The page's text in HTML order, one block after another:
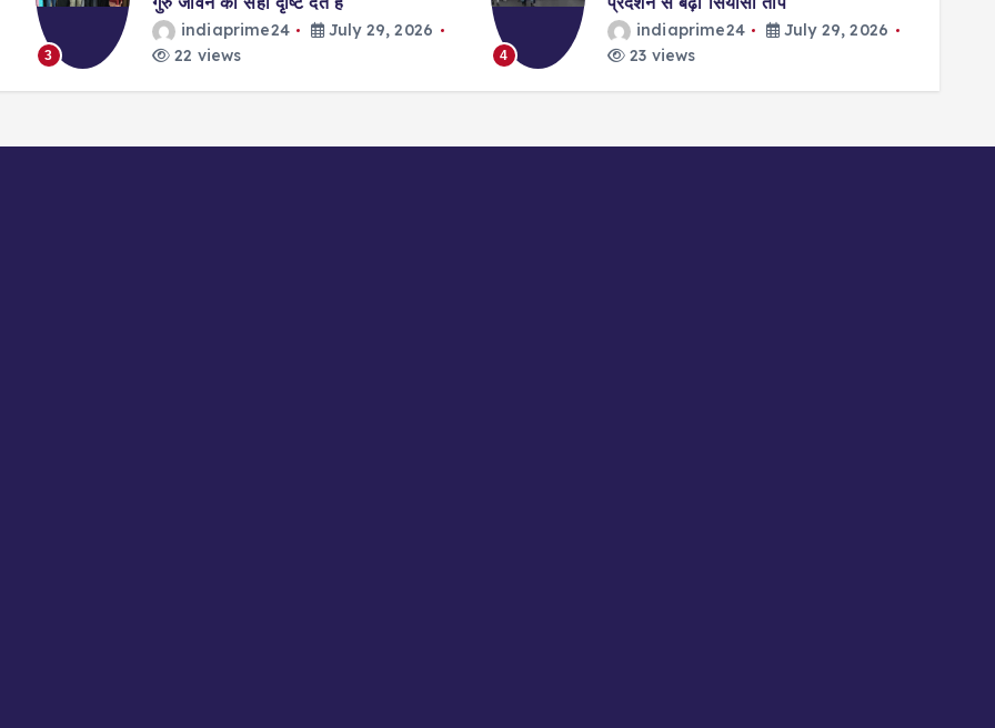
3
indiaprime24
July 29, 2026
22 views
4
indiaprime24
July 29, 2026
23 views